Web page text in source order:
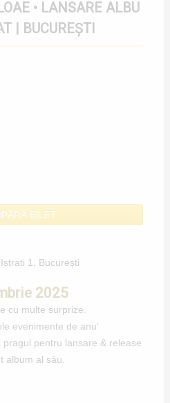
| BUCUREȘTI
BILET
1, București
2025
cu multe surprize.
evenimente de anu’
pragul pentru lansare & release
album al său.